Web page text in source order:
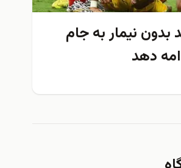
نيمار به جام